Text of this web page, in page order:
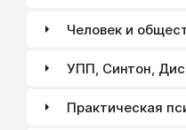
Человек и
УПП, Синтон,
Практическая